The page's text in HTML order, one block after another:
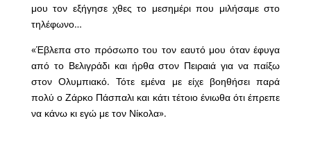
μου τον εξήγησε χθες το μεσημέρι που μιλήσαμε στο
τηλέφωνο…
«Έβλεπα στο πρόσωπο του τον εαυτό μου όταν έφυγα
από το Βελιγράδι και ήρθα στον Πειραιά για να παίξω
στον Ολυμπιακό. Τότε εμένα με είχε βοηθήσει παρά
πολύ ο Ζάρκο Πάσπαλι και κάτι τέτοιο ένιωθα ότι έπρεπε
να κάνω κι εγώ με τον Νίκολα».